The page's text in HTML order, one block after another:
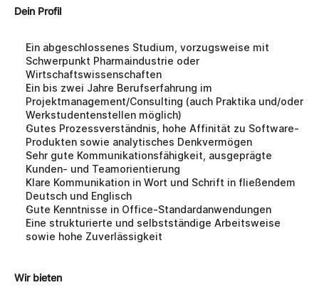
Dein Profil
Ein abgeschlossenes Studium, vorzugsweise mit
Schwerpunkt Pharmaindustrie oder
Wirtschaftswissenschaften
Ein bis zwei Jahre Berufserfahrung im
Projektmanagement/Consulting (auch Praktika und/oder
Werkstudentenstellen möglich)
Gutes Prozessverständnis, hohe Affinität zu Software-
Produkten sowie analytisches Denkvermögen
Sehr gute Kommunikationsfähigkeit, ausgeprägte
Kunden- und Teamorientierung
Klare Kommunikation in Wort und Schrift in fließendem
Deutsch und Englisch
Gute Kenntnisse in Office-Standardanwendungen
Eine strukturierte und selbstständige Arbeitsweise
sowie hohe Zuverlässigkeit
Wir bieten